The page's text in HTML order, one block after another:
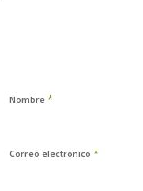
Nombre *
Correo electrónico *